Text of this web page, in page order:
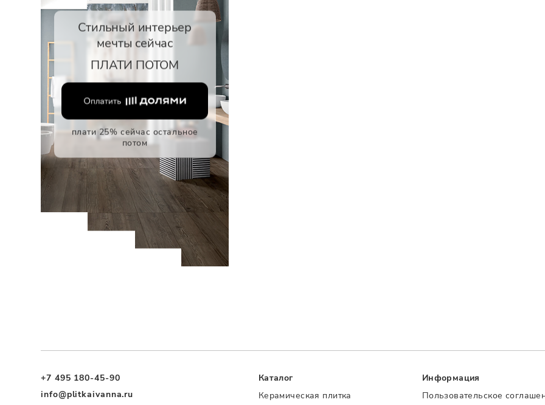
Стильный интерьер
мечты сейчас
ПЛАТИ ПОТОМ
плати 25% сейчас остальное
потом
+7 495 180-45-90
info@plitkaivanna.ru
Каталог
Керамическая плитка
Информация
Пользовательское